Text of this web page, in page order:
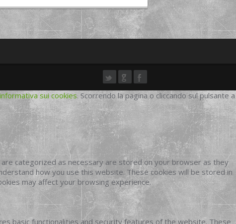
informativa sui cookies. Scorrendo la pagina o cliccando sul pulsante a
categorized as necessary are stored on your browser as they
how you use this website. These cookies will be stored in
may affect your browsing experience.
basic functionalities and security features of the website. These